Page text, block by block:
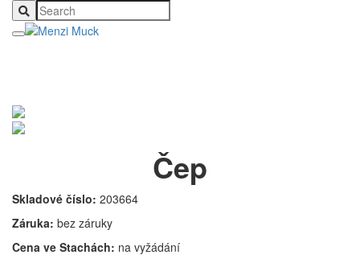
Čep
Skladové číslo: 203664
Záruka: bez záruky
Cena ve Stachách: na vyžádání